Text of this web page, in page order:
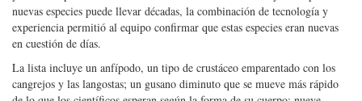
aguas intermedias del océano —el agua entre la capa iluminada por el sol
y el lecho marino—, que constituyen el ecosistema habitable más grande
y menos explorado de la Tierra. Si bien la identificación y descripción de
nuevas especies puede llevar décadas, la combinación de tecnología y
experiencia permitió al equipo confirmar que estas especies eran nuevas
en cuestión de días.